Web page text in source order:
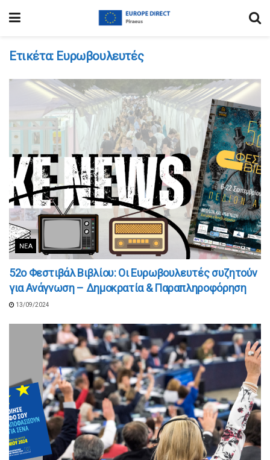
Ετικέτα: Ευρωβουλευτές
ΝΈΑ
52ο Φεστιβάλ Βιβλίου: Οι Ευρωβουλευτές συζητούν
για Ανάγνωση – Δημοκρατία & Παραπληροφόρηση
13/09/2024